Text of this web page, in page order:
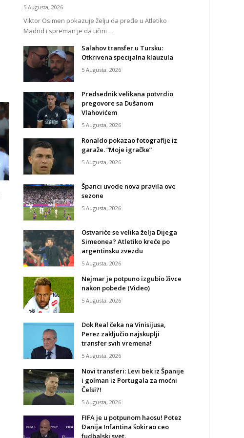
5 Augusta, 2026
Viktor Osimen pokazuje želju da pređe u Atletiko
Madrid i spreman je da učini …
Salahov transfer u Tursku:
Otkrivena specijalna klauzula
5 Augusta, 2026
Predsednik velikana potvrdio
pregovore sa Dušanom
Vlahovićem
5 Augusta, 2026
Ronaldo pokazao fotografije iz
garaže. “Moje igračke”
5 Augusta, 2026
Španci uvode nova pravila ove
sezone
5 Augusta, 2026
Ostvariće se velika želja Dijega
Simeonea? Atletiko kreće po
argentinsku zvezdu
5 Augusta, 2026
Nejmar je potpuno izgubio živce
nakon pobede (Video)
5 Augusta, 2026
Dok Real čeka na Vinisijusa,
Perez zaključio najskuplji
transfer svih vremena!
5 Augusta, 2026
Novi transferi: Levi bek iz Španije
i golman iz Portugala za moćni
Čelsi?!
5 Augusta, 2026
FIFA je u potpunom haosu! Potez
Đanija Infantina šokirao ceo
fudbalski svet.